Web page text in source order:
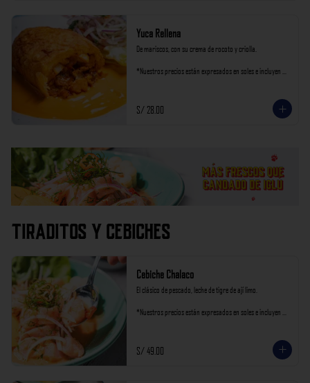
Yuca Rellena
De mariscos, con su crema de rocoto y criolla.
*Nuestros precios están expresados en soles e incluyen
S/ 28.00
Tiraditos y Cebiches
Cebiche Chalaco
El clásico de pescado, leche de tigre de ají limo.
*Nuestros precios están expresados en soles e incluyen
S/ 49.00